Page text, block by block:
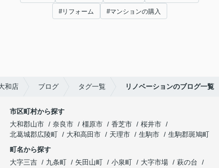
#リフォーム #マンションの購入
和店 ブログ タグ一覧 リノベーションのブログ一覧
市区町村から探す
大和郡山市
奈良市 橿原市 香芝市
桜井市
北葛城郡広陵町
大和高田市 天理市 生駒市
生駒郡斑鳩町
町名から探す
大字三吉
九条町 矢田山町 小泉町 大字市場
萩の台